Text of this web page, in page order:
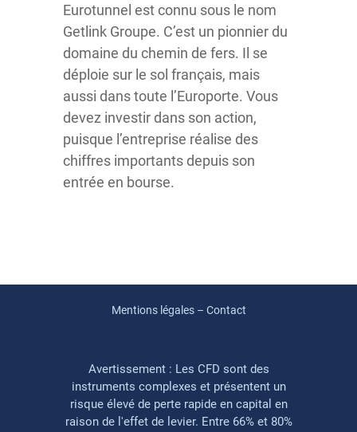
Eurotunnel est connu sous le nom
Getlink Groupe. C’est un pionnier du
domaine du chemin de fers. Il se
déploie sur le sol français, mais
aussi dans toute l’Europorte. Vous
devez investir dans son action,
puisque l’entreprise réalise des
chiffres importants depuis son
entrée en bourse.
Mentions légales – Contact
Avertissement : Les CFD sont des
instruments complexes et présentent un
risque élevé de perte rapide en capital en
raison de l'effet de levier. Entre 66% et 80%